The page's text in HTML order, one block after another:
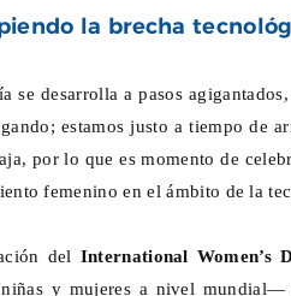
la brecha
se desarrolla a pasos
estamos justo a tiempo de
por lo que es momento de
femenino en el ámbito de la
del International Women’s
y mujeres a nivel mundial—